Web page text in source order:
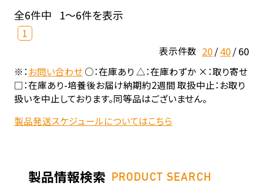
全6件中 1～6件を表示
1
表示件数 20 40 60
※：お問い合わせ○：在庫あり △：在庫わずか ×：取り寄せ
□：在庫あり-培養後お届け納期約2週間 取扱中止：お取り
扱いを中止しております。同等品はございません。
製品発送スケジュールについてはこちら
製品情報検索 PRODUCT SEARCH